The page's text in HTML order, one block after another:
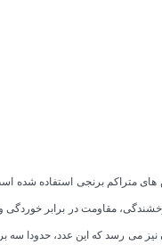
شمش های متراکم برنجی استفاده
مقاومت در برابر خوردگی
می رسد که این عدد، حدودا سه